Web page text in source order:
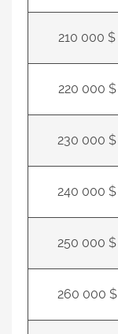
210 000 $
220 000 $
230 000 $
240 000 $
250 000 $
260 000 $